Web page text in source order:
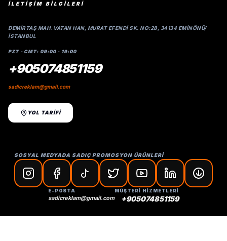
İLETİŞİM BİLGİLERİ
DEMIRTAŞ MAH. VATAN HAN, MURAT EFENDI SK. NO:28, 34134 EMINÖNÜ/
İSTANBUL
PZT - CMT: 09:00 - 19:00
+905074851159
sadicreklam@gmail.com
YOL TARİFİ
SOSYAL MEDYADA SADIÇ PROMOSYON ÜRÜNLERİ
E-POSTA
sadicreklam@gmail.com
MÜŞTERİ HİZMETLERİ
+905074851159